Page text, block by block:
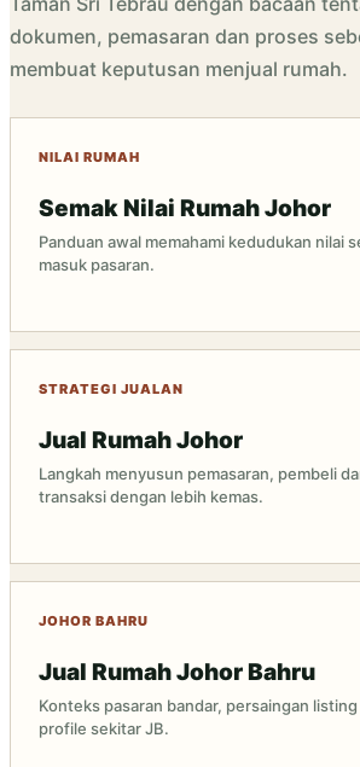
dokumen, pemasaran dan proses
membuat keputusan menjual rumah.
NILAI RUMAH
Semak Nilai Rumah Johor
Panduan awal memahami kedudukan nilai
masuk pasaran.
STRATEGI JUALAN
Jual Rumah Johor
Langkah menyusun pemasaran, pembeli
transaksi dengan lebih kemas.
JOHOR BAHRU
Jual Rumah Johor Bahru
Konteks pasaran bandar, persaingan
profile sekitar JB.